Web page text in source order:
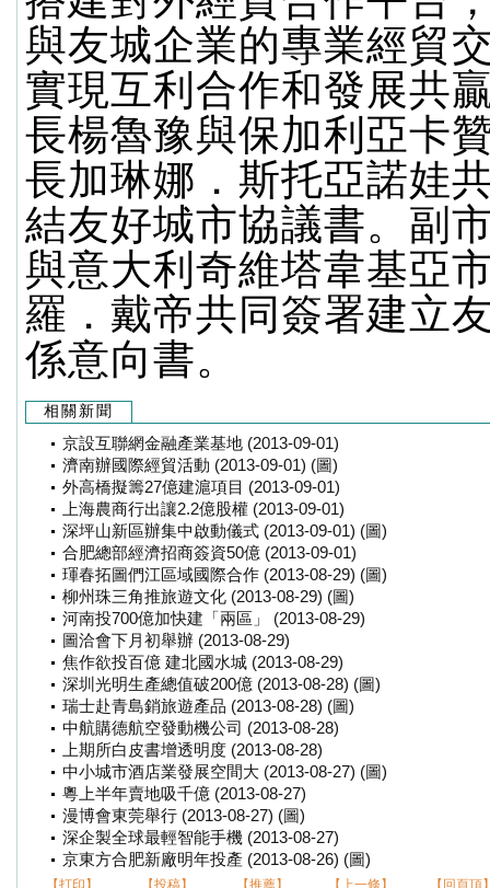
與友城企業的專業經貿
實現互利合作和發展共
長楊魯豫與保加利亞卡
長加琳娜．斯托亞諾娃
結友好城市協議書。副
與意大利奇維塔韋基亞
羅．戴帝共同簽署建立
係意向書。
相關新聞
京設互聯網金融產業基地 (2013-09-01)
濟南辦國際經貿活動 (2013-09-01) (圖)
外高橋擬籌27億建滬項目 (2013-09-01)
上海農商行出讓2.2億股權 (2013-09-01)
深坪山新區辦集中啟動儀式 (2013-09-01) (圖)
合肥總部經濟招商簽資50億 (2013-09-01)
琿春拓圖們江區域國際合作 (2013-08-29) (圖)
柳州珠三角推旅遊文化 (2013-08-29) (圖)
河南投700億加快建「兩區」 (2013-08-29)
圖洽會下月初舉辦 (2013-08-29)
焦作欲投百億 建北國水城 (2013-08-29)
深圳光明生產總值破200億 (2013-08-28) (圖)
瑞士赴青島銷旅遊產品 (2013-08-28) (圖)
中航購德航空發動機公司 (2013-08-28)
上期所白皮書增透明度 (2013-08-28)
中小城市酒店業發展空間大 (2013-08-27) (圖)
粵上半年賣地吸千億 (2013-08-27)
漫博會東莞舉行 (2013-08-27) (圖)
深企製全球最輕智能手機 (2013-08-27)
京東方合肥新廠明年投產 (2013-08-26) (圖)
【打印】 【投稿】 【推薦】 【上一條】 【回頁頂